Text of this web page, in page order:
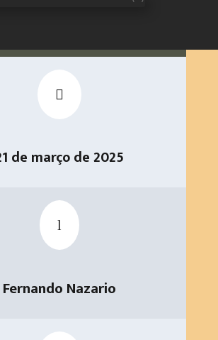

de março de 2025
l
Fernando Nazario